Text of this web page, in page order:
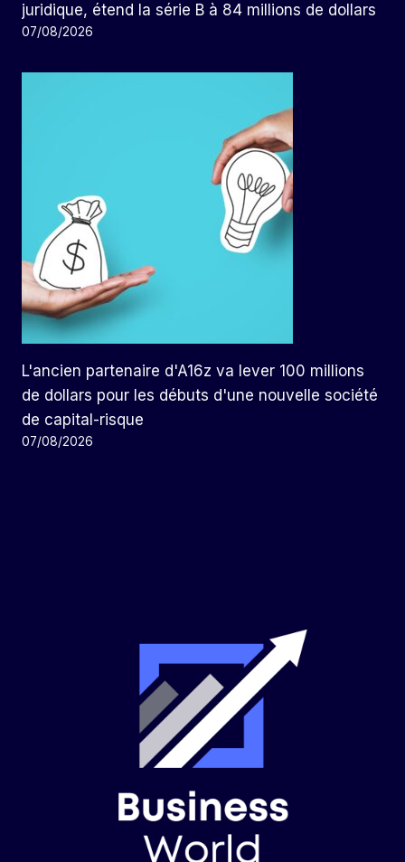
juridique, étend la série B à 84 millions de dollars
07/08/2026
L'ancien partenaire d'A16z va lever 100 millions
de dollars pour les débuts d'une nouvelle société
de capital-risque
07/08/2026